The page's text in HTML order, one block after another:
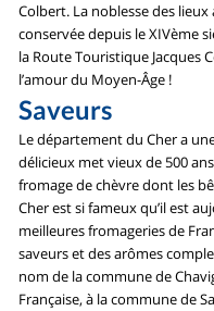
Colbert. La noblesse des
conservée depuis le XIVème
la Route Touristique Jacques
l’amour du Moyen-Âge !
Saveurs
Le département du Cher a
délicieux met vieux de 500
fromage de chèvre dont les
Cher est si fameux qu’il est
meilleures fromageries de
saveurs et des arômes
nom de la commune de
Française, à la commune de